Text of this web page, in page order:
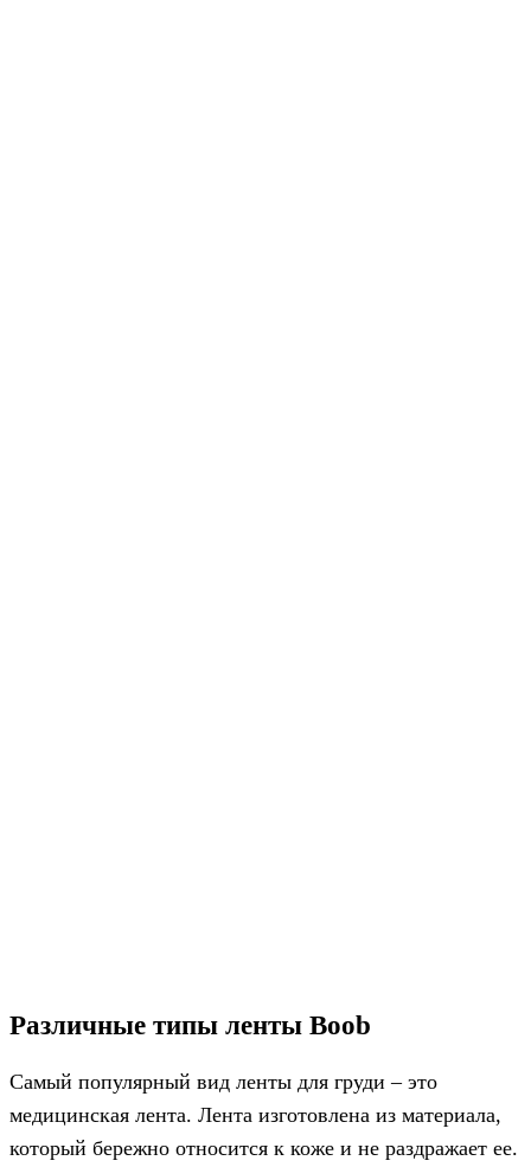
Различные типы ленты Boob
Самый популярный вид ленты для груди – это
медицинская лента. Лента изготовлена из материала,
который бережно относится к коже и не раздражает ее.